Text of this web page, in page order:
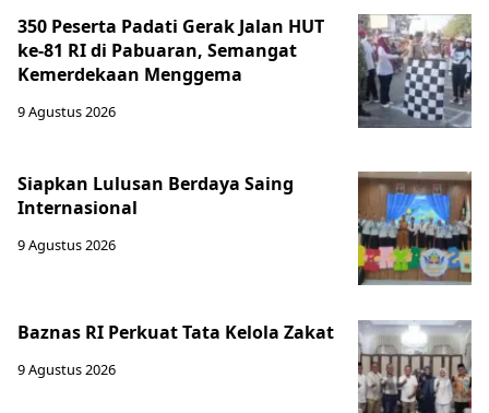
350 Peserta Padati Gerak Jalan HUT
ke-81 RI di Pabuaran, Semangat
Kemerdekaan Menggema
9 Agustus 2026
Siapkan Lulusan Berdaya Saing
Internasional
9 Agustus 2026
Baznas RI Perkuat Tata Kelola Zakat
9 Agustus 2026